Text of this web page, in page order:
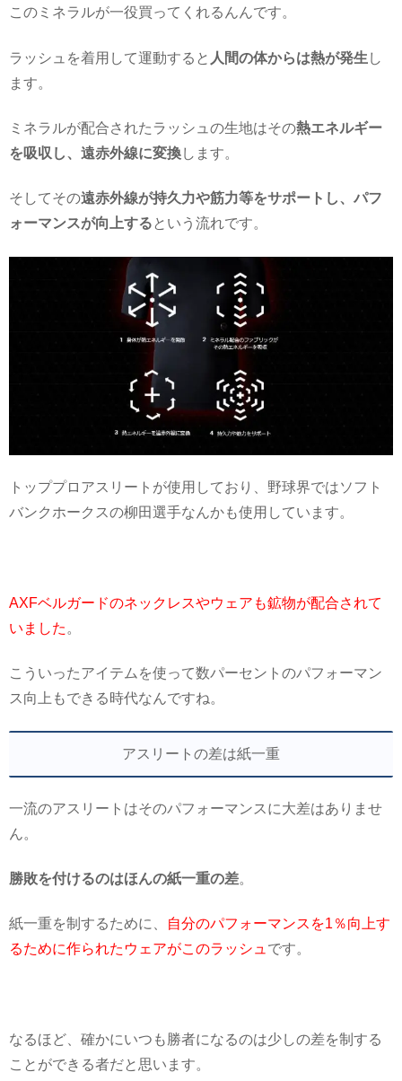
このミネラルが一役買ってくれるんんです。
ラッシュを着用して運動すると 人間の体からは熱が発生 し
ます。
ミネラルが配合されたラッシュの生地はその熱エネルギー
を吸収し、遠赤外線に変換します。
そしてその遠赤外線が持久力や筋力等をサポートし、パフ
ォーマンスが向上する という流れです。
トッププロアスリートが使用しており、野球界ではソフト
バンクホークスの柳田選手なんかも使用しています。
AXFベルガードのネックレスやウェアも鉱物が配合されて
いました 。
こういったアイテムを使って数パーセントのパフォーマン
ス向上もできる時代なんですね。
アスリートの差は紙一重
一流のアスリートはそのパフォーマンスに大差はありませ
ん。
勝敗を付けるのはほんの紙一重の差。
紙一重を制するために、
自分のパフォーマンスを1％向上す
るために作られたウェアがこのラッシュです。
なるほど、確かにいつも勝者になるのは少しの差を制する
ことができる者だと思います。